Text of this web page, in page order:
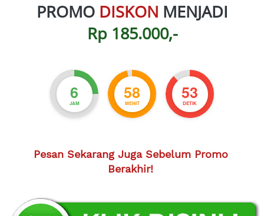
PROMO DISKON MENJADI
Rp 185.000,-
6
JAM
58
MENIT
52
DETIK
Pesan Sekarang Juga Sebelum Promo
Berakhir!